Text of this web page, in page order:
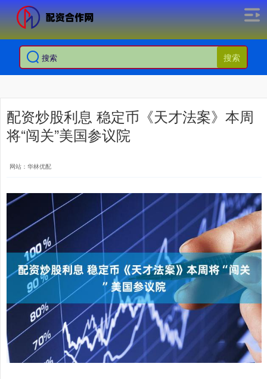
搜索
配资炒股利息 稳定币《天才法案》本周
将“闯关”美国参议院
网站：华林优配